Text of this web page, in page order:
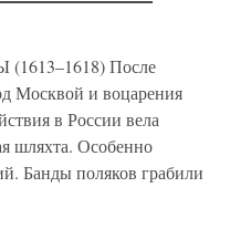
После
Москвой и воцарения
в России вела
шляхта. Особенно
Банды поляков грабили